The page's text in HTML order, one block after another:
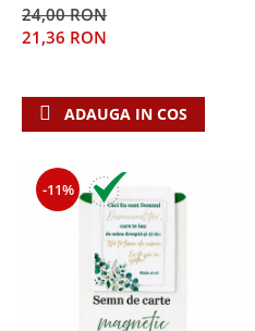
24,00 RON
21,36 RON
ADAUGA IN COS
-11%